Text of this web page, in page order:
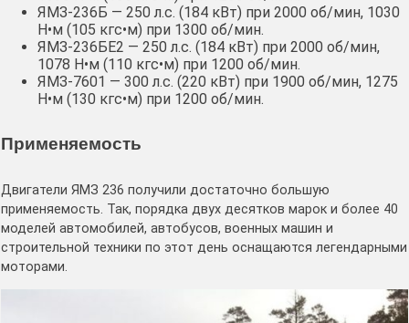
ЯМЗ-236Б — 250 л.с. (184 кВт) при 2000 об/мин, 1030
Н•м (105 кгс•м) при 1300 об/мин.
ЯМЗ-236БЕ2 — 250 л.с. (184 кВт) при 2000 об/мин,
1078 Н•м (110 кгс•м) при 1200 об/мин.
ЯМЗ-7601 — 300 л.с. (220 кВт) при 1900 об/мин, 1275
Н•м (130 кгс•м) при 1200 об/мин.
Применяемость
Двигатели ЯМЗ 236 получили достаточно большую
применяемость. Так, порядка двух десятков марок и более 40
моделей автомобилей, автобусов, военных машин и
строительной техники по этот день оснащаются легендарными
моторами.